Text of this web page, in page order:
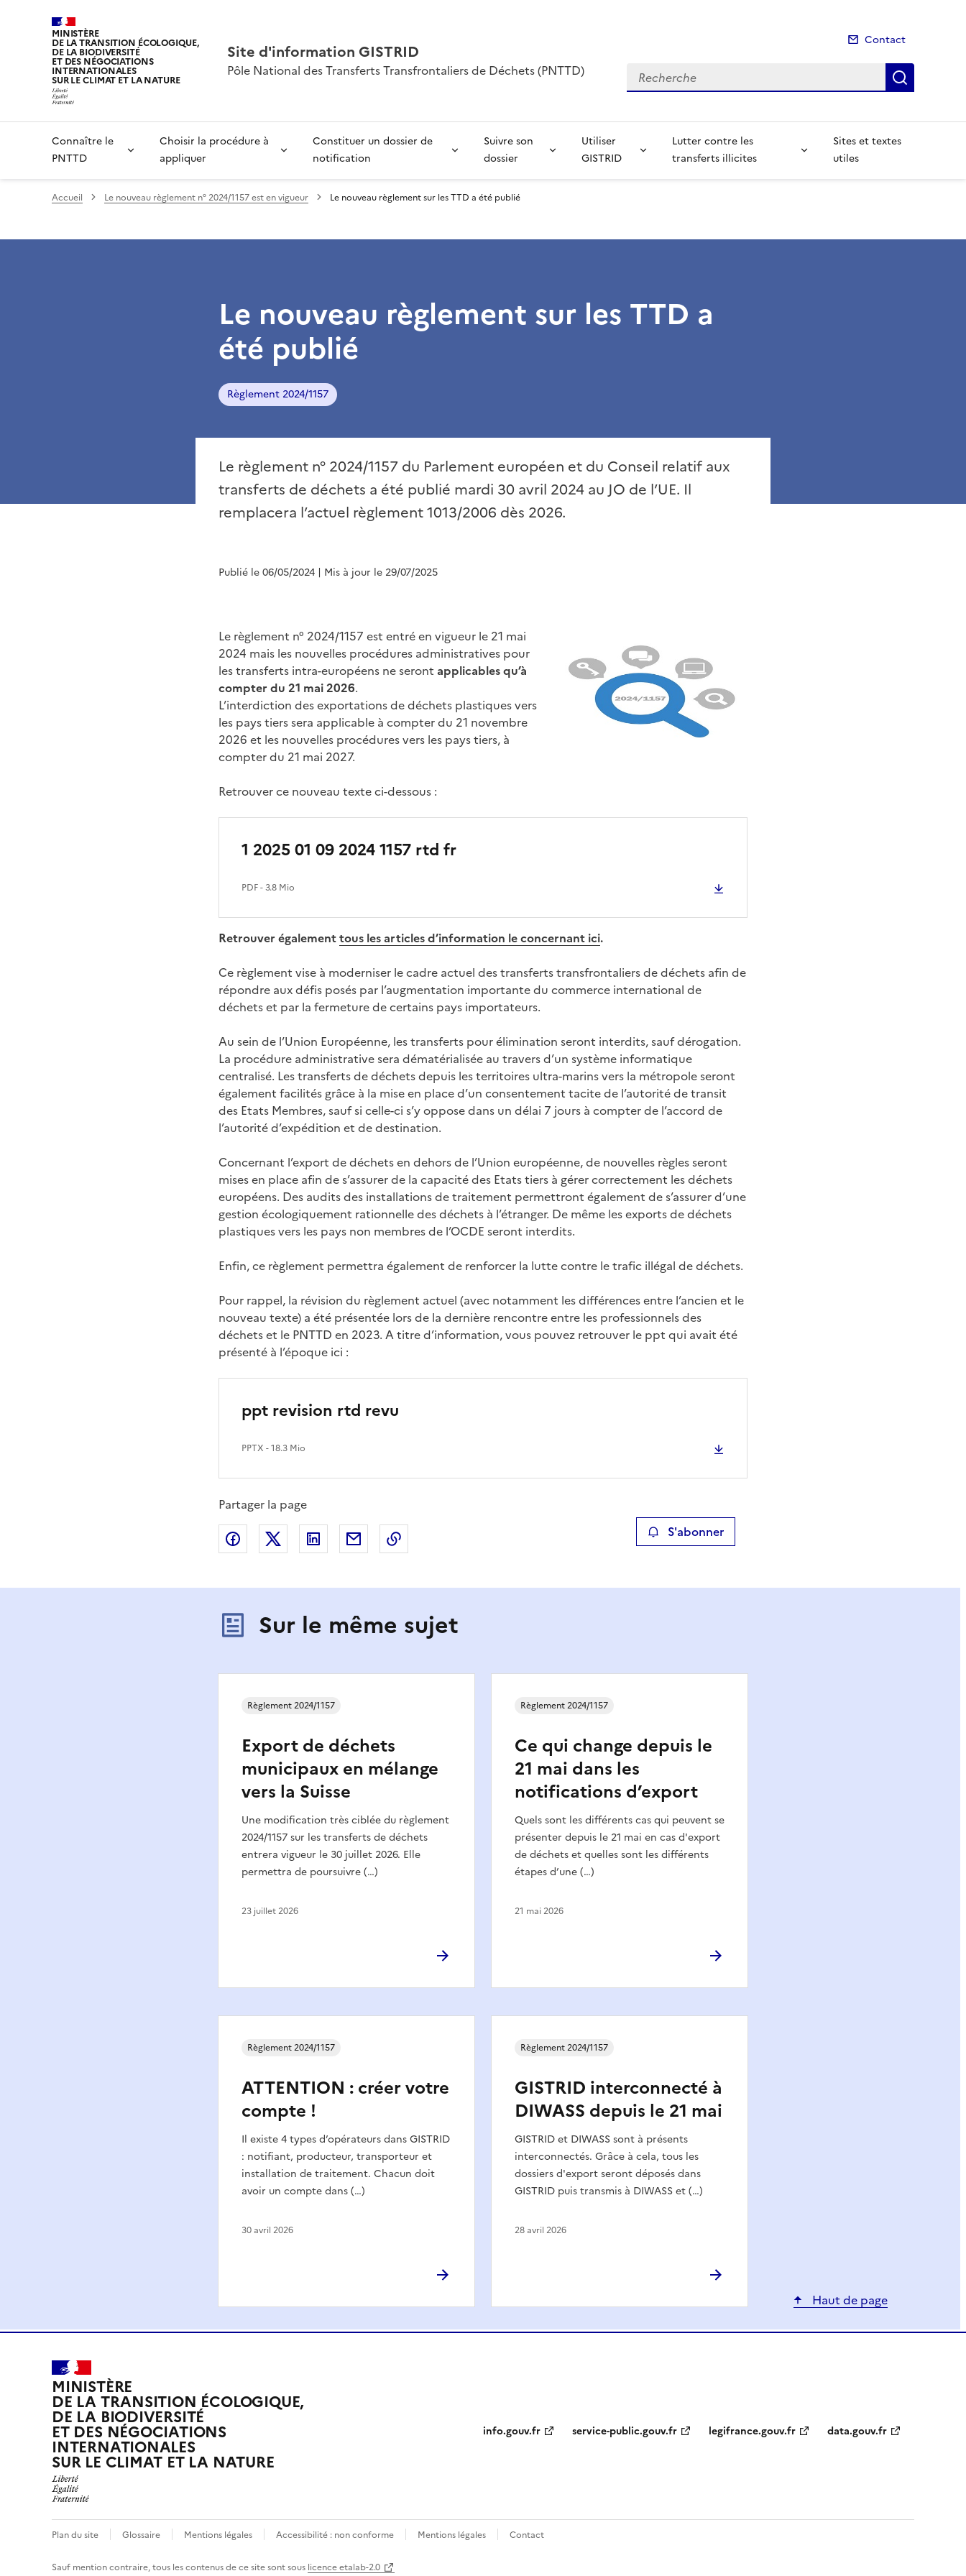
MINISTÈRE
DE LA TRANSITION ÉCOLOGIQUE,
DE LA BIODIVERSITÉ
ET DES NÉGOCIATIONS
INTERNATIONALES
SUR LE CLIMAT ET LA NATURE
Site d'information GISTRID
Pôle National des Transferts Transfrontaliers de Déchets (PNTTD)
Contact
Recherche
Connaître le
PNTTD
Choisir la procédure à
appliquer
Constituer un dossier de
notification
Suivre son
dossier
Utiliser
GISTRID
Lutter contre les
transferts illicites
Sites et textes
utiles
Accueil Le nouveau règlement n° 2024/1157 est en vigueur Le nouveau règlement sur les TTD a été publié
Le nouveau règlement sur les TTD a
été publié
Règlement 2024/1157
Le règlement n° 2024/1157 du Parlement européen et du Conseil relatif aux
transferts de déchets a été publié mardi 30 avril 2024 au JO de l’UE. Il
remplacera l’actuel règlement 1013/2006 dès 2026.
Publié le 06/05/2024 | Mis à jour le 29/07/2025
Le règlement n° 2024/1157 est entré en vigueur le 21 mai
2024 mais les nouvelles procédures administratives pour
les transferts intra-européens ne seront applicables qu’à
compter du 21 mai 2026.
L’interdiction des exportations de déchets plastiques vers
les pays tiers sera applicable à compter du 21 novembre
2026 et les nouvelles procédures vers les pays tiers, à
compter du 21 mai 2027.
Retrouver ce nouveau texte ci-dessous :
1 2025 01 09 2024 1157 rtd fr
PDF- 3.8 Mio
Retrouver égalementtous les articles d’information le concernant ici.
Ce règlement vise à moderniser le cadre actuel des transferts transfrontaliers de déchets afin de
répondre aux défis posés par l’augmentation importante du commerce international de
déchets et par la fermeture de certains pays importateurs.
Au sein de l’Union Européenne, les transferts pour élimination seront interdits, sauf dérogation.
La procédure administrative sera dématérialisée au travers d’un système informatique
centralisé. Les transferts de déchets depuis les territoires ultra-marins vers la métropole seront
également facilités grâce à la mise en place d’un consentement tacite de l’autorité de transit
des Etats Membres, sauf si celle-ci s’y oppose dans un délai 7 jours à compter de l’accord de
l’autorité d’expédition et de destination.
Concernant l’export de déchets en dehors de l’Union européenne, de nouvelles règles seront
mises en place afin de s’assurer de la capacité des Etats tiers à gérer correctement les déchets
européens. Des audits des installations de traitement permettront également de s’assurer d’une
gestion écologiquement rationnelle des déchets à l’étranger. De même les exports de déchets
plastiques vers les pays non membres de l’OCDE seront interdits.
Enfin, ce règlement permettra également de renforcer la lutte contre le trafic illégal de déchets.
Pour rappel, la révision du règlement actuel (avec notamment les différences entre l’ancien et le
nouveau texte) a été présentée lors de la dernière rencontre entre les professionnels des
déchets et le PNTTD en 2023. A titre d’information, vous pouvez retrouver le ppt qui avait été
présenté à l’époque ici :
ppt revision rtd revu
PPTX - 18.3 Mio
Partager la page
Partager sur Facebook
Partager sur XPartager sur LinkedIn
Partager par emailCopier le lien de la page dans le presse-papier S'abonner
Sur le même sujet
Export de déchets
municipaux en mélange
vers la Suisse
Une modification très ciblée du règlement
2024/1157 sur les transferts de déchets
entrera vigueur le 30 juillet 2026. Elle
permettra de poursuivre (…)
Règlement 2024/1157
23 juillet 2026
Ce qui change depuis le
21 mai dans les
notifications d’export
Quels sont les différents cas qui peuvent se
présenter depuis le 21 mai en cas d'export
de déchets et quelles sont les différents
étapes d’une (…)
Règlement 2024/1157
21 mai 2026
ATTENTION : créer votre
compte !
Il existe 4 types d’opérateurs dans GISTRID
: notifiant, producteur, transporteur et
installation de traitement. Chacun doit
avoir un compte dans (…)
Règlement 2024/1157
30 avril 2026
GISTRID interconnecté à
DIWASS depuis le 21 mai
GISTRID et DIWASS sont à présents
interconnectés. Grâce à cela, tous les
dossiers d'export seront déposés dans
GISTRID puis transmis à DIWASS et (…)
Règlement 2024/1157
28 avril 2026
Haut de page
MINISTÈRE
DE LA TRANSITION ÉCOLOGIQUE,
DE LA BIODIVERSITÉ
ET DES NÉGOCIATIONS
INTERNATIONALES
SUR LE CLIMAT ET LA NATURE
info.gouv.fr service-public.gouv.fr legifrance.gouv.fr data.gouv.fr
Plan du site Glossaire Mentions légales Accessibilité : non conforme Mentions légales Contact
Sauf mention contraire, tous les contenus de ce site sont sous licence etalab-2.0